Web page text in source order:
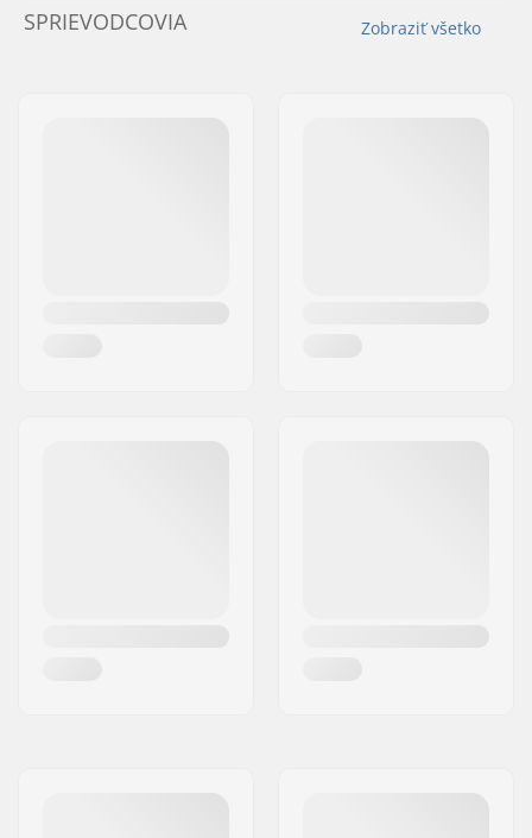
Zobraziť všetko
SPRIEVODCOVIA